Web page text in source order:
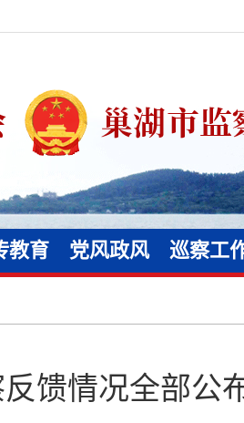
教育 党风政风 巡察工
馈情况全部公